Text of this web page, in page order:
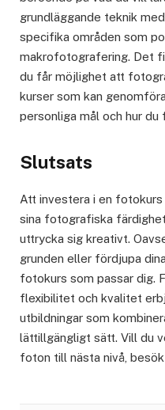
grundläggande teknik
specifika områden som
makrofotografering. Det
du får möjlighet att
kurser som kan
personliga mål och hur du
Slutsats
Att investera i en
sina fotografiska
uttrycka sig kreativt.
grunden eller fördjupa
fotokurs som passar dig.
flexibilitet och kvalitet
utbildningar som
lättillgängligt sätt. Vill du
foton till nästa nivå,